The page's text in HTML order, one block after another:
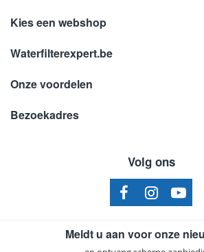
Kies een webshop
Waterfilterexpert.be
Onze voordelen
Bezoekadres
Volg ons
Meldt u aan voor onze